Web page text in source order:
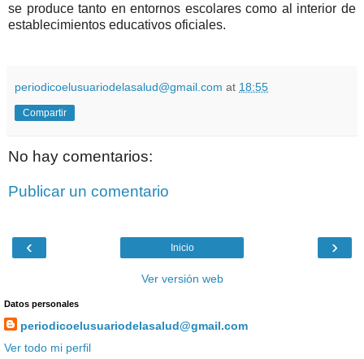
se produce tanto en entornos escolares como al interior de
establecimientos educativos oficiales.
periodicoelusuariodelasalud@gmail.com at 18:55
Compartir
No hay comentarios:
Publicar un comentario
‹ ›
Inicio
Ver versión web
Datos personales
periodicoelusuariodelasalud@gmail.com
Ver todo mi perfil